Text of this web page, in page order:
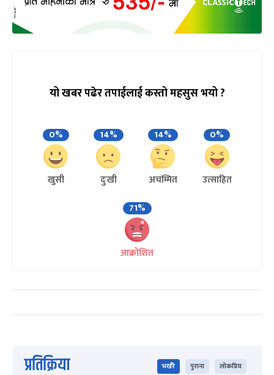
यो खबर पढेर तपाईलाई कस्तो महसुस भयो ?
0%
खुसी
14%
दुःखी
14%
अचम्मित
0%
उत्साहित
71%
आक्रोशित
प्रतिक्रिया भर्खरै पुराना लोकप्रिय